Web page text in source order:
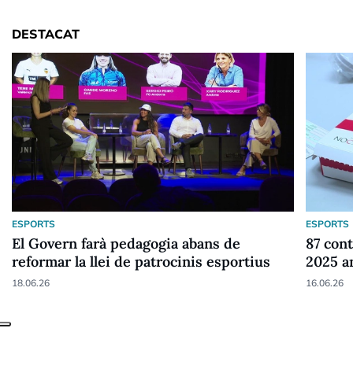
DESTACAT
ESPORTS
El Govern farà pedagogia abans de
reformar la llei de patrocinis esportius
18.06.26
ESPORTS
87
2025
16.06.26